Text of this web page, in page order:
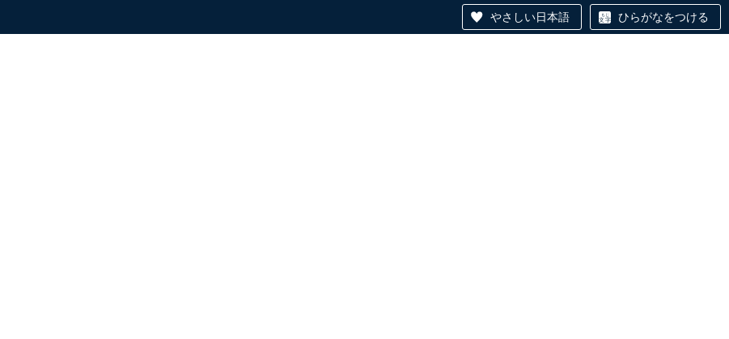
やさしい日本語 ひらがなをつける